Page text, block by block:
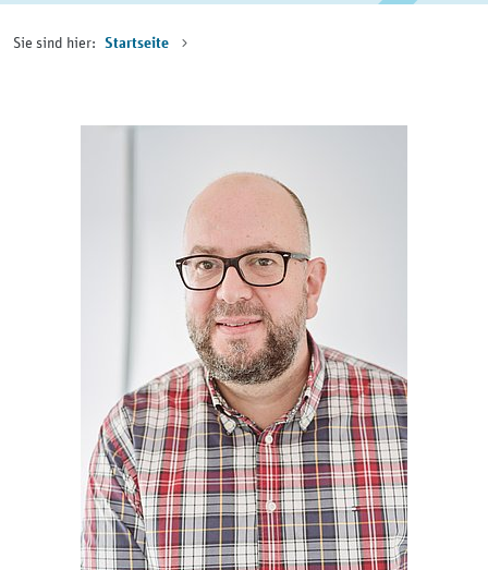
Sie sind hier: Startseite